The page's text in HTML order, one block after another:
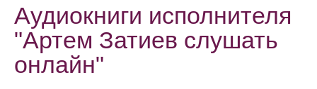
Аудиокниги исполнителя
"Артем Затиев слушать
онлайн"